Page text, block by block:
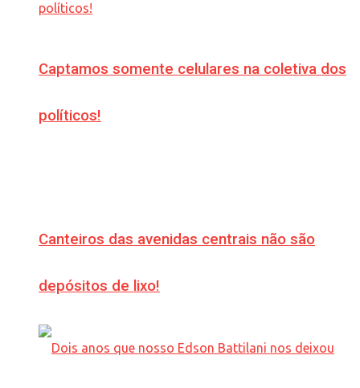
Captamos somente celulares na coletiva dos
políticos!
Canteiros das avenidas centrais não são
depósitos de lixo!